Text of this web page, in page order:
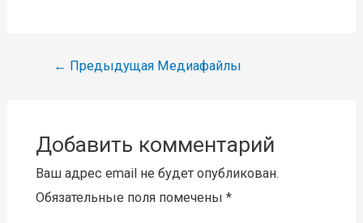
Навигация
← Предыдущая Медиафайлы
Добавить комментарий
Ваш адрес email не будет опубликован.
Обязательные поля помечены *